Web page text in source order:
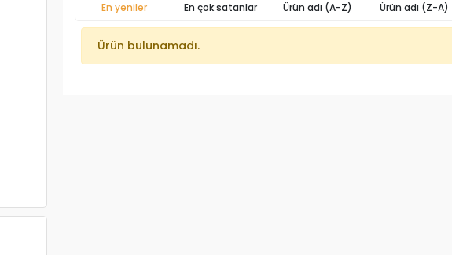
En yeniler En çok satanlar Ürün adı (A-Z) Ürün adı (Z-A)
Ürün bulunamadı.